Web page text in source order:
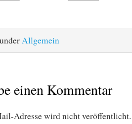
Allgemein
einen Kommentar
Adresse wird nicht veröffentlicht.